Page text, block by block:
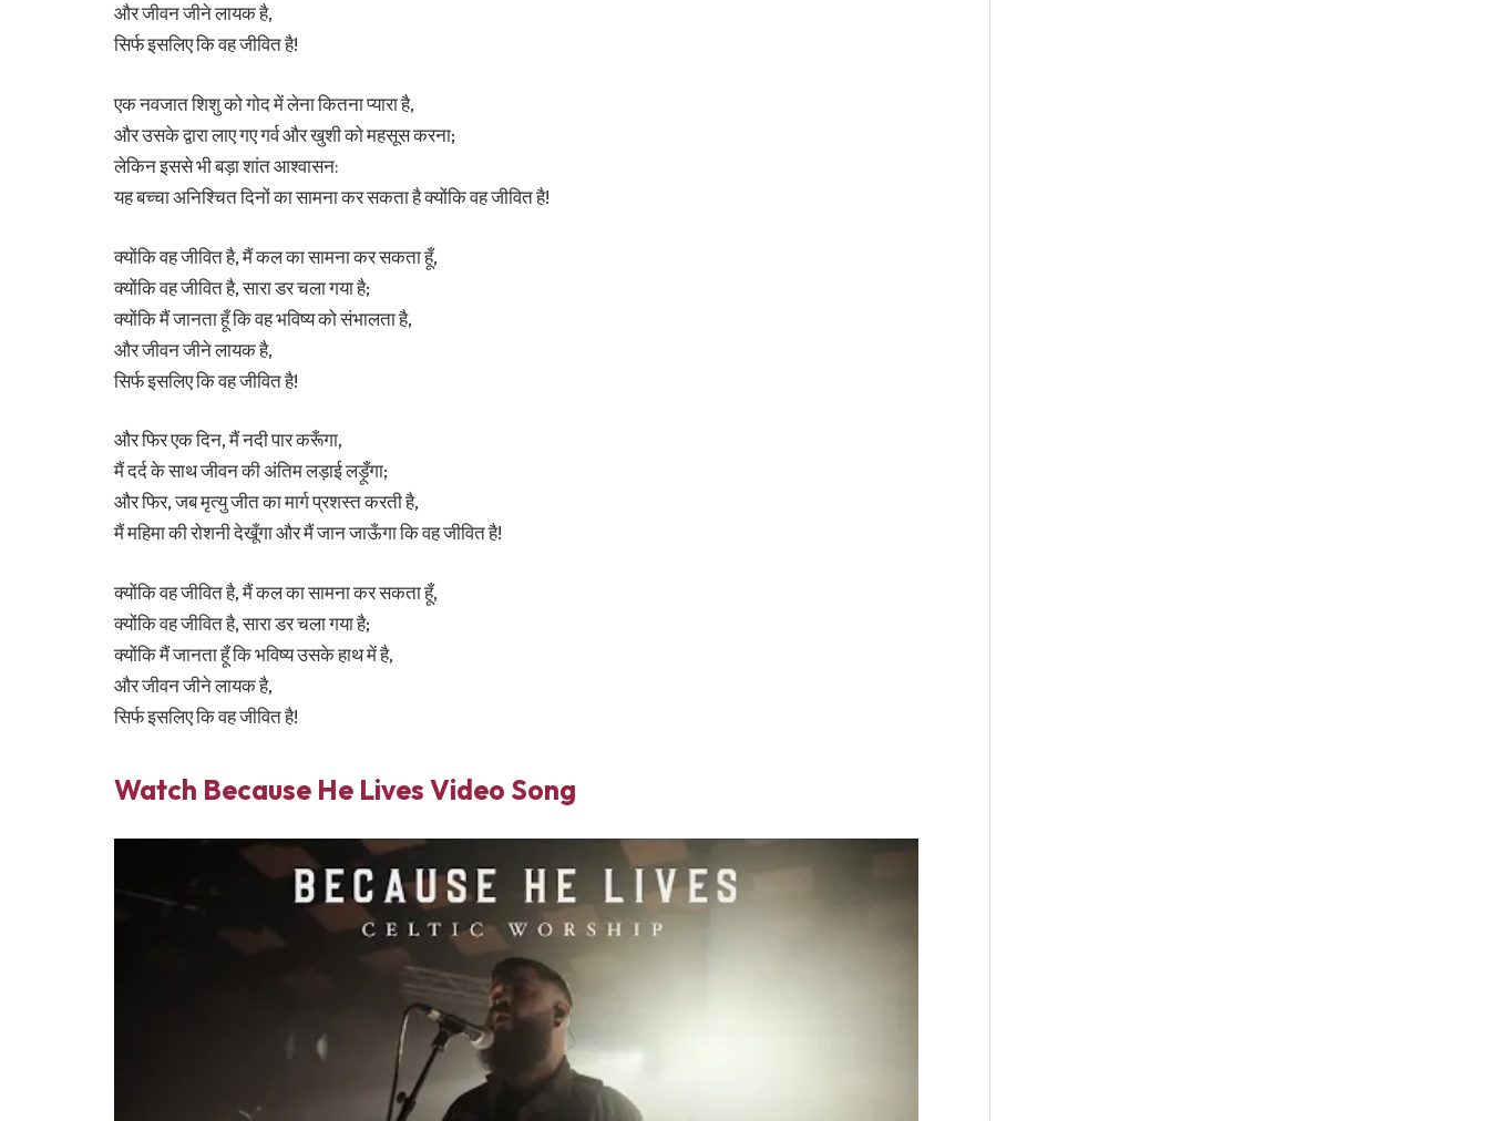
और जीवन जीने लायक है,
सिर्फ इसलिए कि वह जीवित है!
एक नवजात शिशु को गोद में लेना कितना प्यारा है,
और उसके द्वारा लाए गए गर्व और खुशी को महसूस करना;
लेकिन इससे भी बड़ा शांत आश्वासन:
यह बच्चा अनिश्चित दिनों का सामना कर सकता है क्योंकि वह जीवित है!
क्योंकि वह जीवित है, मैं कल का सामना कर सकता हूँ,
क्योंकि वह जीवित है, सारा डर चला गया है;
क्योंकि मैं जानता हूँ कि वह भविष्य को संभालता है,
और जीवन जीने लायक है,
सिर्फ इसलिए कि वह जीवित है!
और फिर एक दिन, मैं नदी पार करूँगा,
मैं दर्द के साथ जीवन की अंतिम लड़ाई लड़ूँगा;
और फिर, जब मृत्यु जीत का मार्ग प्रशस्त करती है,
मैं महिमा की रोशनी देखूँगा और मैं जान जाऊँगा कि वह जीवित है!
क्योंकि वह जीवित है, मैं कल का सामना कर सकता हूँ,
क्योंकि वह जीवित है, सारा डर चला गया है;
क्योंकि मैं जानता हूँ कि भविष्य उसके हाथ में है,
और जीवन जीने लायक है,
सिर्फ इसलिए कि वह जीवित है!
Watch Because He LivesVideo Song